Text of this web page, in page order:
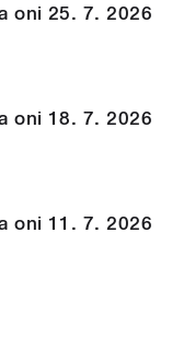
oni 25. 7. 2026
oni 18. 7. 2026
oni 11. 7. 2026